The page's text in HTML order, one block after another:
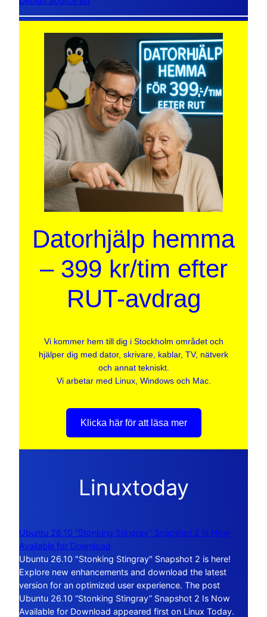
Datorhjälp hemma
– 399 kr/tim efter
RUT-avdrag
Vi kommer hem till dig i Stockholm området och
hjälper dig med dator, skrivare, kablar, TV, nätverk
och annat tekniskt.
Vi arbetar med Linux, Windows och Mac.
Klicka här för att läsa mer
Linuxtoday
Ubuntu 26.10 “Stonking Stingray” Snapshot 2 Is Now
Available for Download
Ubuntu 26.10 "Stonking Stingray" Snapshot 2 is here!
Explore new enhancements and download the latest
version for an optimized user experience. The post
Ubuntu 26.10 “Stonking Stingray” Snapshot 2 Is Now
Available for Download appeared first on Linux Today.